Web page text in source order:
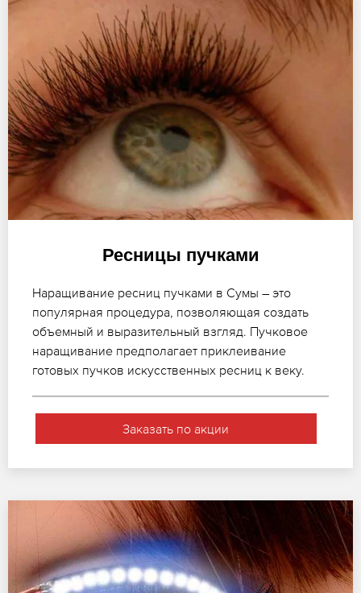
Ресницы пучками
Наращивание ресниц пучками в Сумы – это
популярная процедура, позволяющая создать
объемный и выразительный взгляд. Пучковое
наращивание предполагает приклеивание
готовых пучков искусственных ресниц к веку.
Заказать по акции